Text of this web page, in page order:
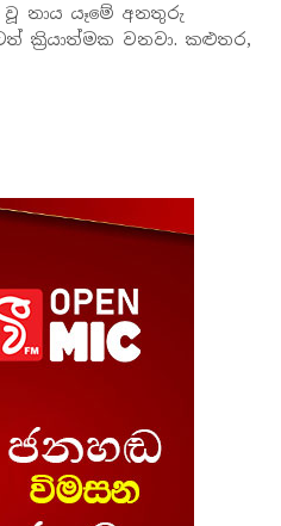
නාය යෑමේ අනතුරු
ක්‍රියාත්මක වනවා. කළුතර,